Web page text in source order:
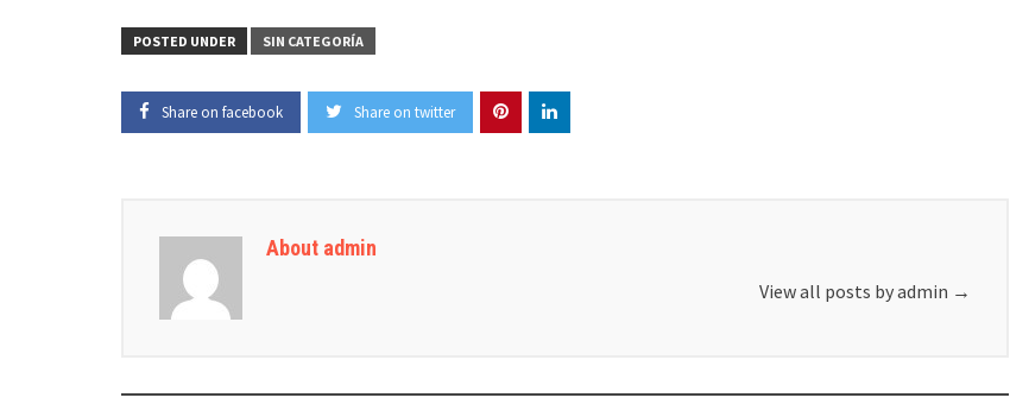
POSTED UNDER SIN CATEGORÍA
Share on facebook Share on twitter
About admin
View all posts by admin →